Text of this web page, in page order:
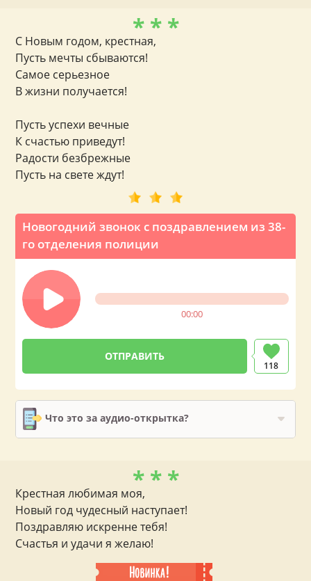
Новогодний звонок с поздравлением из 38-
го отделения полиции
00:00
118
Что это за аудио-открытка?
* * *
С Новым годом, крестная,
Пусть мечты сбываются!
Самое серьезное
В жизни получается!
Пусть успехи вечные
К счастью приведут!
Радости безбрежные
Пусть на свете ждут!
* * *
Крестная любимая моя,
Новый год чудесный наступает!
Поздравляю искренне тебя!
Счастья и удачи я желаю!